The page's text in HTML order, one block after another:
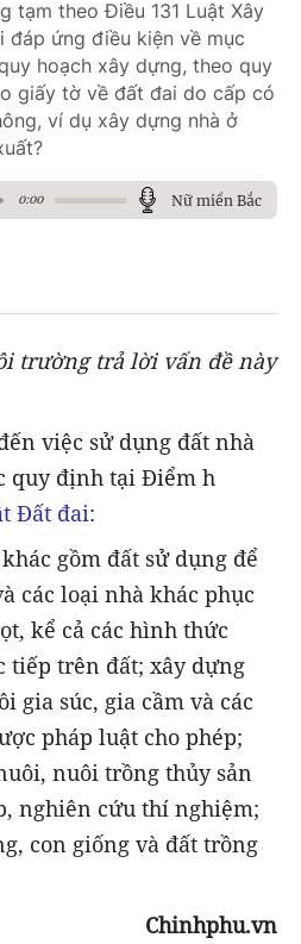
tạm theo Điều 131 Luật Xây
đáp ứng điều kiện về mục
hoạch xây dựng, theo quy
giấy tờ về đất đai do cấp có
ví dụ xây dựng nhà ở
0:00 Nữ miền Bắc
trường trả lời vấn đề này
việc sử dụng đất nhà
quy định tại Điểm h
Đất đai:
gồm đất sử dụng để
các loại nhà khác phục
kể cả các hình thức
tiếp trên đất; xây dựng
gia súc, gia cầm và các
pháp luật cho phép;
nuôi trồng thủy sản
nghiên cứu thí nghiệm;
con giống và đất trồng
Chinhphu.vn